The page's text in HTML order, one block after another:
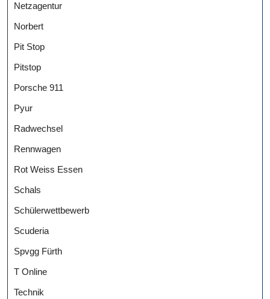
Netzagentur
Norbert
Pit Stop
Pitstop
Porsche 911
Pyur
Radwechsel
Rennwagen
Rot Weiss Essen
Schals
Schülerwettbewerb
Scuderia
Spvgg Fürth
T Online
Technik